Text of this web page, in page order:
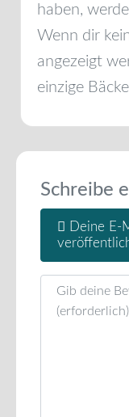
haben,
Wenn dir
angezeigt
einzige
Schreibe
Deine E-
Rezensionstext